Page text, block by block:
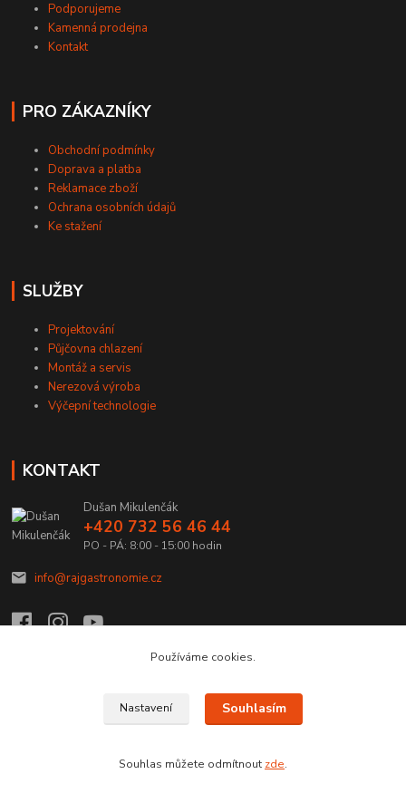
Podporujeme
Kamenná prodejna
Kontakt
PRO ZÁKAZNÍKY
Obchodní podmínky
Doprava a platba
Reklamace zboží
Ochrana osobních údajů
Ke stažení
SLUŽBY
Projektování
Půjčovna chlazení
Montáž a servis
Nerezová výroba
Výčepní technologie
KONTAKT
Dušan Mikulenčák
+420 732 56 46 44
PO - PÁ: 8:00 - 15:00 hodin
info@rajgastronomie.cz
Upravit sběr cookies.
Copyright © 2026 Ráj Gastronomie.cz
Používáme cookies.
Nastavení Souhlasím
Souhlas můžete odmítnout zde.